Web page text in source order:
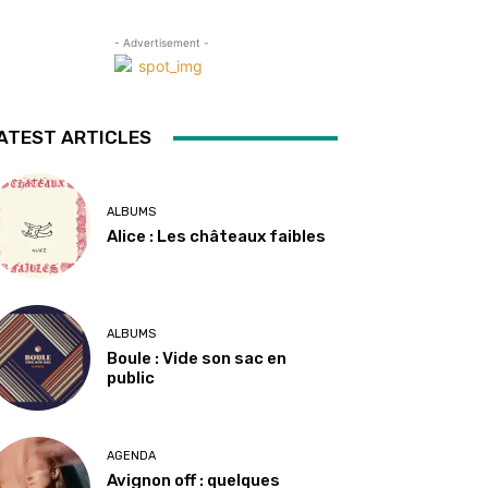
- Advertisement -
ARTICLES
ALBUMS
Alice : Les châteaux faibles
ALBUMS
Boule : Vide son sac en
public
AGENDA
Avignon off : quelques